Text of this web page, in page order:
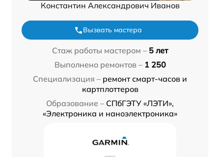
Константин Александрович Иванов
Вызвать мастера
Стаж работы мастером – 5 лет
Выполнено ремонтов – 1 250
Специализация – ремонт смарт-часов и
картплоттеров
Образование – СПбГЭТУ «ЛЭТИ»,
«Электроника и наноэлектроника»